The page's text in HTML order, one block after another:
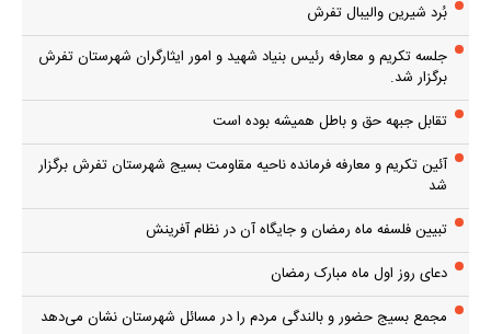
بُرد شیرین والیبال تفرش
جلسه تکریم و معارفه رئیس بنیاد شهید و امور ایثارگران شهرستان تفرش
برگزار شد.
تقابل جبهه حق و باطل همیشه بوده است
آئین تکریم و معارفه فرمانده ناحیه مقاومت بسیج شهرستان تفرش برگزار
شد
تبیین فلسفه ماه رمضان و جایگاه آن در نظام آفرینش
دعای روز اول ماه مبارک رمضان
مجمع بسیج حضور و بالندگی مردم را در مسائل شهرستان نشان می‌دهد